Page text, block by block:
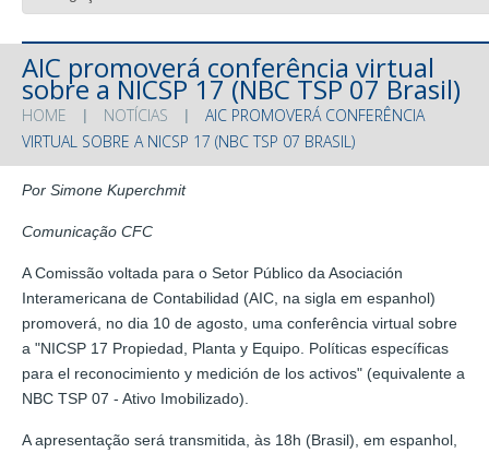
AIC promoverá conferência virtual
sobre a NICSP 17 (NBC TSP 07 Brasil)
HOME NOTÍCIAS
AIC PROMOVERÁ CONFERÊNCIA
VIRTUAL SOBRE A NICSP 17 (NBC TSP 07 BRASIL)
Por Simone Kuperchmit
Comunicação CFC
A Comissão voltada para o Setor Público da Asociación
Interamericana de Contabilidad (AIC, na sigla em espanhol)
promoverá, no dia 10 de agosto, uma conferência virtual sobre
a "NICSP 17 Propiedad, Planta y Equipo. Políticas específicas
para el reconocimiento y medición de los activos" (equivalente a
NBC TSP 07 - Ativo Imobilizado).
A apresentação será transmitida, às 18h (Brasil), em espanhol,